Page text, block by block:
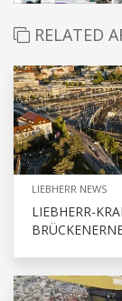
RELATED
LIEBHERR NEWS
LIEBHERR-